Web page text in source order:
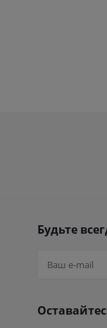
Будьте